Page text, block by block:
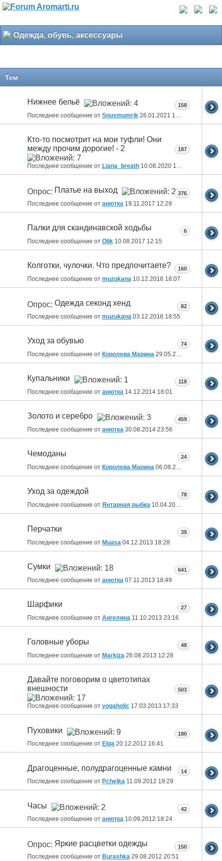
Одежда, обувь, аксессуары
Тем
Нижнее бельё
Последнее сообщение от Snusmumrik 26.01.2021 18:27
158
Кто-то посмотрит на мои туфли! Они
между прочим дорогие! - 2
Последнее сообщение от Liana_breath 10.08.2020 18:28
187
Опрос: Платье на выход
Последнее сообщение от анютка 19.11.2017 12:29
376
Палки для скандинавской ходьбы
Последнее сообщение от Olik 10.08.2017 12:15
6
Колготки, чулочки. Что предпочитаете?
Последнее сообщение от muzukana 10.12.2016 18:07
160
Опрос: Одежда секонд хенд
Последнее сообщение от muzukana 03.12.2016 18:55
82
Уход за обувью
Последнее сообщение от Королева Марина 29.05.2015
74
Купальники
Последнее сообщение от анютка 14.12.2014 18:01
118
Золото и серебро
Последнее сообщение от анютка 30.08.2014 23:56
459
Чемоданы
Последнее сообщение от Королева Марина 06.08.2014
24
Уход за одеждой
Последнее сообщение от Янтарная рыбка 10.04.2014
78
Перчатки
Последнее сообщение от Muasa 04.12.2013 18:28
39
Сумки
Последнее сообщение от анютка 07.11.2013 18:49
641
Шарфики
Последнее сообщение от Ангелина 11.10.2013 23:16
27
Головные уборы
Последнее сообщение от Markiza 26.08.2013 12:28
48
Давайте поговорим о цветотипах
внешности
Последнее сообщение от yogaholic 17.03.2013 17:33
503
Пуховики
Последнее сообщение от Elga 20.12.2012 16:41
180
Драгоценные, полудрагоценные камни
Последнее сообщение от Pchelka 11.09.2012 19:29
14
Часы
Последнее сообщение от анютка 10.09.2012 18:24
42
Опрос: Яркие расцветки одежды
Последнее сообщение от Burashka 29.08.2012 20:51
150